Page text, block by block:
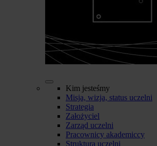
Kim jesteśmy
Misja, wizja, status uczelni
Strategia
Założyciel
Zarząd uczelni
Pracownicy akademiccy
Struktura uczelni